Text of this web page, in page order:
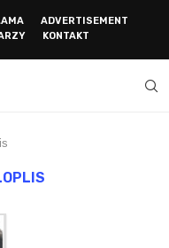
ADVERTISEMENT
KONTAKT